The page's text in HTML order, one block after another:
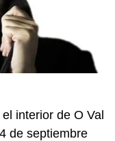
interior de O Val
de septiembre